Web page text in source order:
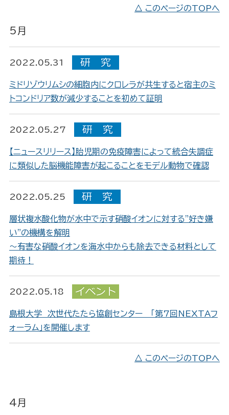
△ このページのTOPへ
5月
2022.05.31
ミドリゾウリムシの細胞内にクロレラが共生すると宿主のミ
トコンドリア数が減少することを初めて証明
2022.05.27
【ニュースリリース】胎児期の免疫障害によって統合失調症
に類似した脳機能障害が起こることをモデル動物で確認
2022.05.25
層状複水酸化物が水中で示す硝酸イオンに対する"好き嫌
い"の機構を解明
～有害な硝酸イオンを海水中からも除去できる材料として
期待！
2022.05.18
島根大学 次世代たたら協創センター 「第7回NEXTAフ
ォーラム」を開催します
△ このページのTOPへ
4月